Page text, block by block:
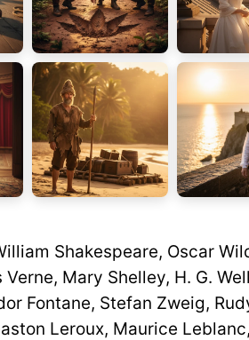
Shakespeare, Oscar
Mary Shelley, H. G.
Fontane, Stefan Zweig,
Leroux, Maurice